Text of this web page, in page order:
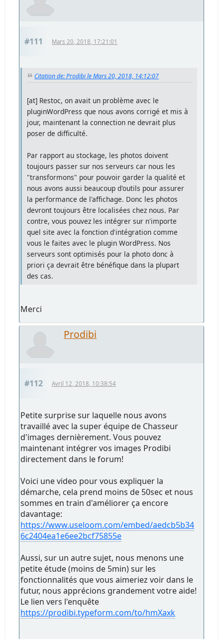
#111 Mars 20, 2018, 17:21:01
Citation de: Prodibi le Mars 20, 2018, 14:12:07
[at] Restoc, on avait un problème avec le
pluginWordPress que nous avons corrigé et mis à
jour, maintenant la connection ne devrait plus
poser de difficulté.
Par rapport au stockage, les photos doivent
toujours passer sur nos serveurs car nous les
"transformons" pour pouvoir garder la qualité et
nous avons aussi beaucoup d'outils pour assurer
la performance de l'affichage. Donc les photos
devront toujours être localisées chez nous. Par
contre, vous pouvez les intégrer sur n'importe
quel site avec la fonction d'intégration comme
vous le faites avec le plugin WordPress. Nos
serveurs sont optimisés pour la photo donc à
priori ça devrait être bénéfique dans la plupart
des cas.
Merci
Prodibi
#112 Avril 12, 2018, 10:38:54
Petite surprise sur laquelle nous avons
travaillé avec la super équipe de Chasseur
d'images dernièrement. Vous pouvez
maintenant intégrer vos images Prodibi
directement dans le forum!
Voici une video pour vous expliquer la
démarche, cela prend moins de 50sec et nous
sommes en train d'améliorer ça encore
davantage:
https://www.useloom.com/embed/aedcb5b34
6c2404ea1e6ee2bcf75855e
Aussi, sur un autre sujet, nous menons une
petite étude (moins de 5min) sur les
fonctionnalités que vous aimeriez voir dans le
futur, nous apprécions grandement votre aide!
Le lien vers l'enquête
https://prodibi.typeform.com/to/hmXaxk